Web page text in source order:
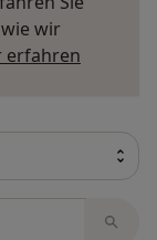
wir
erfahren